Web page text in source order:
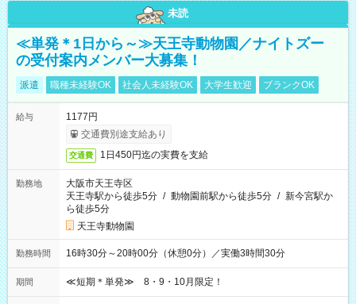
未読
≪単発＊1日から～≫天王寺動物園／ナイトズー
の受付案内メンバー大募集！
派遣 職種未経験OK 社会人未経験OK 大学生歓迎 ブランクOK
給与
1177円
交通費別途支給あり
交通費 1日450円迄の実費を支給
勤務地
大阪市天王寺区
天王寺駅から徒歩5分 / 動物園前駅から徒歩5分 / 新今宮駅か
ら徒歩5分
天王寺動物園
勤務時間 16時30分～20時00分（休憩0分）／実働3時間30分
期間 ≪短期＊単発≫ 8・9・10月限定！